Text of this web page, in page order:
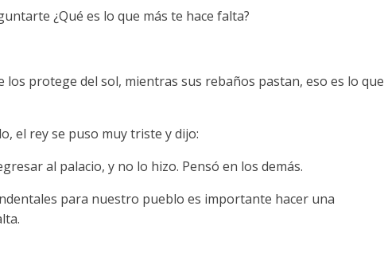
¿Qué es lo que más te hace falta?
protege del sol, mientras sus rebaños pastan, eso es lo que
el rey se puso muy triste y dijo:
al palacio, y no lo hizo. Pensó en los demás.
para nuestro pueblo es importante hacer una